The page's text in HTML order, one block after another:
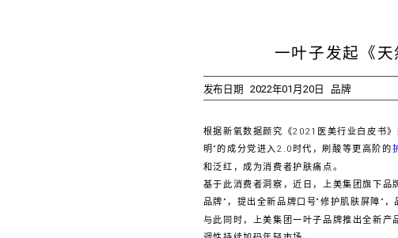
一叶子发起《
发布日期 2022年01月20日 品牌
根据新氧数据颜究《2021医美行业白皮书
明”的成分党进入2.0时代，刷酸等更高阶的
和泛红，成为消费者护肤痛点。
基于此消费者洞察，近日，上美集团旗下品
品牌”，提出全新品牌口号“修护肌肤屏障”，
与此同时，上美集团一叶子品牌推出全新产